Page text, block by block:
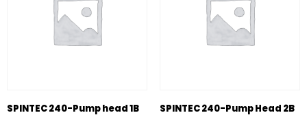
SPINTEC 240-Pump head 1B
SPINTEC 240-Pump Head 2B